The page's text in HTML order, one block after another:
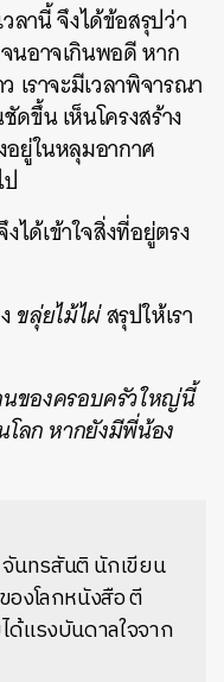
ลานี้ จึงได้ข้อสรุปว่า
นอาจเกินพอดี หาก
เราจะมีเวลาพิจารณา
ขึ้น เห็นโครงสร้าง
ยู่ในหลุมอากาศ
ได้เข้าใจสิ่งที่อยู่ตรง
ขลุ่ยไม้ไผ่สรุปให้เรา
ของครอบครัวใหญ่นี้
โลก หากยังมีพี่น้อง
นทรสันติ นักเขียน
องโลกหนังสือ ตี
แรงบันดาลใจจาก